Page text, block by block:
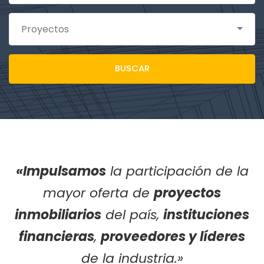
Proyectos
BUSCAR
«Impulsamosla participación de la
mayor oferta de proyectos
inmobiliarios del país, instituciones
financieras, proveedores y líderes
de la industria.»